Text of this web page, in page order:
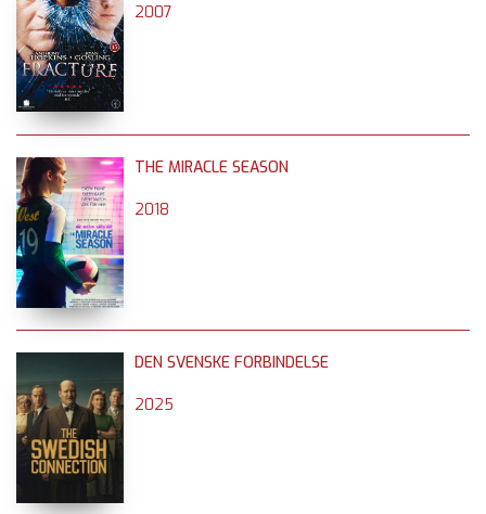
2007
THE MIRACLE SEASON
2018
DEN SVENSKE FORBINDELSE
2025